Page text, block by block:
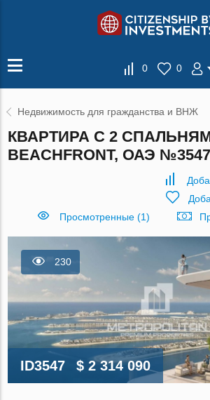
0 0
Недвижимость для гражданства и ВНЖ
КВАРТИРА С 2
BEACHFRONT, ОАЭ №3547
Просмотренные (1)
230
ID3547 $ 2 314 090